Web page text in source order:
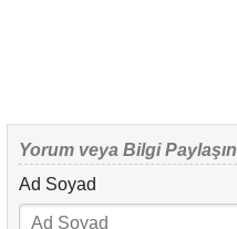
Yorum veya Bilgi Paylaşın
Ad Soyad